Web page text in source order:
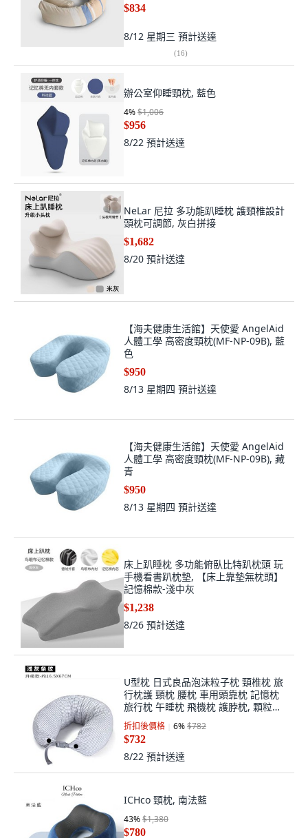
$834
8/12 星期三 預計送達
(16)
辦公室仰睡頸枕, 藍色
4%$1,006
$956
8/22 預計送達
NeLar 尼拉 多功能趴睡枕 護頸椎設計
頭枕可調節, 灰白拼接
$1,682
8/20 預計送達
【海夫健康生活館】天使愛 AngelAid
人體工學 高密度頸枕(MF-NP-09B), 藍
色
$950
8/13 星期四 預計送達
【海夫健康生活館】天使愛 AngelAid
人體工學 高密度頸枕(MF-NP-09B), 藏
青
$950
8/13 星期四 預計送達
床上趴睡枕 多功能俯臥比特趴枕頭 玩
手機看書趴枕墊, 【床上靠墊無枕頭】
記憶棉款-淺中灰
$1,238
8/26 預計送達
U型枕 日式良品泡沫粒子枕 頸椎枕 旅
行枕護 頸枕 腰枕 車用頭靠枕 記憶枕
旅行枕 午睡枕 飛機枕 護脖枕, 顆粒雙
折扣後價格 6%$782
$732
8/22 預計送達
ICHco 頸枕, 南法藍
43%$1,380
$780